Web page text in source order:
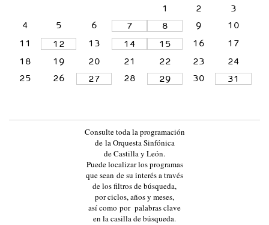
1
2
3
4
5 6 7 8 9
10
11
12 13 14 15 16
17
18
19 20 21 22 23
24
25
26 27 28 29 30 31
Consulte toda la programación
de la Orquesta Sinfónica
de Castilla y León.
Puede localizar los programas
que sean de su interés a través
de los filtros de búsqueda,
por ciclos, años y meses,
así como por palabras clave
en la casilla de búsqueda.